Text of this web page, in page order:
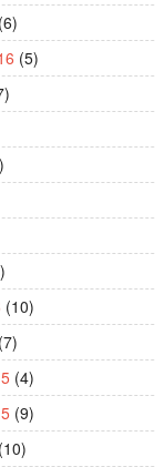
(6)
(5)
(10)
(7)
(4)
(9)
(10)